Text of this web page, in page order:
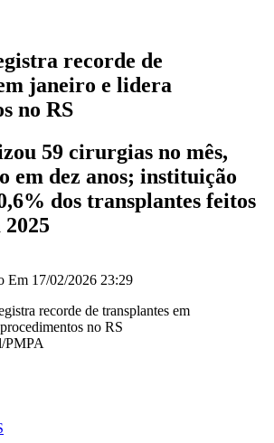
recorde de
janeiro e lidera
no RS
59 cirurgias no mês,
em dez anos; instituição
dos transplantes feitos
2025
Em 17/02/2026 23:29
PMPA